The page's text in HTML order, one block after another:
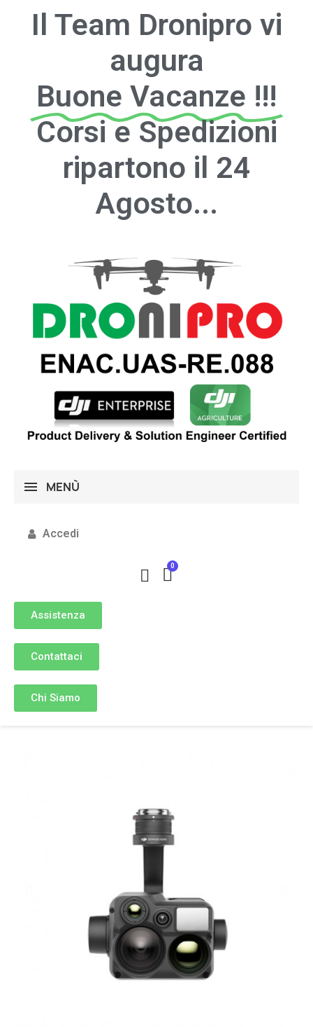
Il Team Dronipro vi
augura
Buone Vacanze !!!
Corsi e Spedizioni
ripartono il 24
Agosto...
MENÙ
Accedi
Assistenza
Contattaci
Chi Siamo